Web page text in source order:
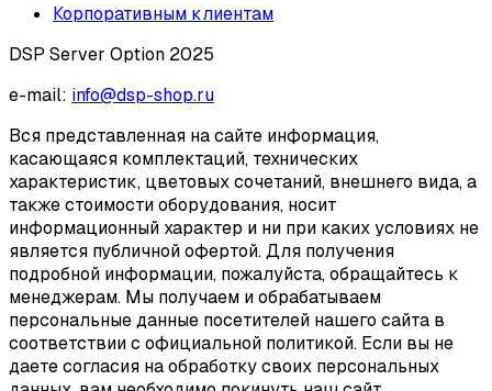
Корпоративным клиентам
DSP Server Option 2025
e-mail: info@dsp-shop.ru
Вся представленная на сайте информация,
касающаяся комплектаций, технических
характеристик, цветовых сочетаний, внешнего вида, а
также стоимости оборудования, носит
информационный характер и ни при каких условиях не
является публичной офертой. Для получения
подробной информации, пожалуйста, обращайтесь к
менеджерам. Мы получаем и обрабатываем
персональные данные посетителей нашего сайта в
соответствии с официальной политикой. Если вы не
даете согласия на обработку своих персональных